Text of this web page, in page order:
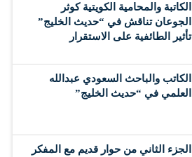
الكاتبة والمحامية الكويتية كوثر
الجوعان تناقش في “حديث الخليج”
تأثير الطائفية على الاستقرار
الكاتب والباحث السعودي عبدالله
العلمي في “حديث الخليج”
الجزء الثاني من حوار قديم مع المفكر